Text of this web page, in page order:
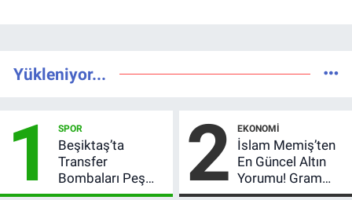
Yükleniyor...
1 SPOR
Beşiktaş’ta
Transfer
Bombaları Peş
Peşe! Adalı
2 EKONOMI
İslam Memiş’ten
En Güncel Altın
Yorumu! Gram
Altın İçin 6.350 TL